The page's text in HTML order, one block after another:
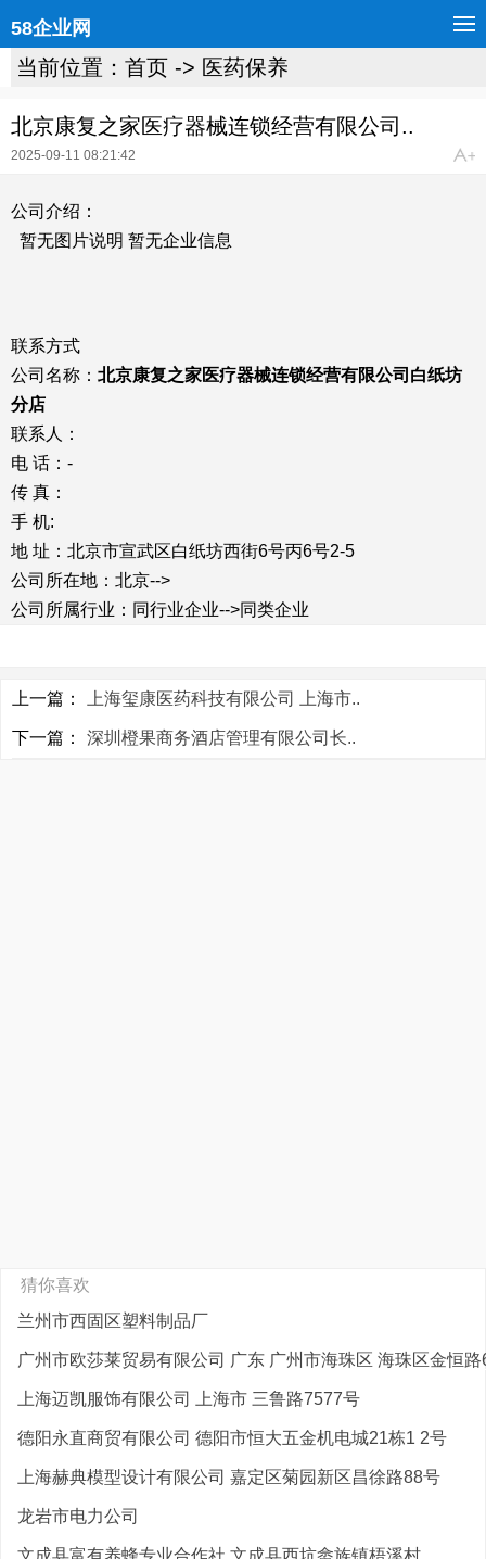
58企业网
当前位置： 首页 -> 医药保养
北京康复之家医疗器械连锁经营有限公司..
2025-09-11 08:21:42
公司介绍：
暂无图片说明 暂无企业信息
联系方式
公司名称： 北京康复之家医疗器械连锁经营有限公司白纸坊
分店
联系人：
电 话：-
传 真：
手 机:
地 址：北京市宣武区白纸坊西街6号丙6号2-5
公司所在地：北京-->
公司所属行业：同行业企业-->同类企业
上一篇： 上海玺康医药科技有限公司 上海市..
下一篇： 深圳橙果商务酒店管理有限公司长..
猜你喜欢
兰州市西固区塑料制品厂
广州市欧莎莱贸易有限公司 广东 广州市海珠区 海珠区金恒路
上海迈凯服饰有限公司 上海市 三鲁路7577号
德阳永直商贸有限公司 德阳市恒大五金机电城21栋1 2号
上海赫典模型设计有限公司 嘉定区菊园新区昌徐路88号
龙岩市电力公司
文成县富有养蜂专业合作社 文成县西坑畲族镇梧溪村